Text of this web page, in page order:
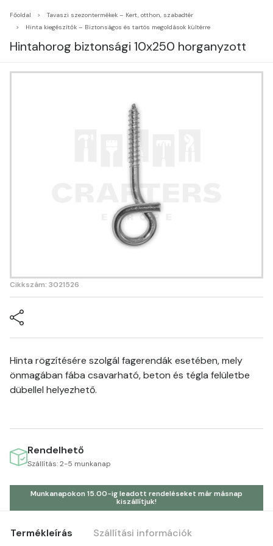
Főoldal
Tavaszi szezontermékek – Kert, otthon, szabadtér
Hinta kiegészítők – Biztonságos és tartós megoldások kültérre
Hintahorog biztonsági 10x250 horganyzott
Cikkszám: 3021526
Hinta rögzítésére szolgál fagerendák esetében, mely
önmagában fába csavarható, beton és tégla felületbe
dübellel helyezhető.
Rendelhető
Szállítás: 2-5 munkanap
Munkanapokon 15.00-ig leadott rendeléseket már másnap
kiszállítjuk!
Termékleírás Szállítási információk